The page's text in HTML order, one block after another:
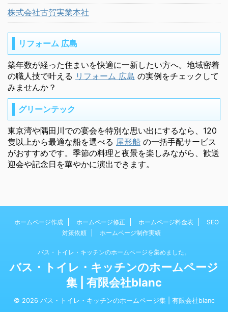
株式会社古賀実業本社
リフォーム 広島
築年数が経った住まいを快適に一新したい方へ。地域密着
の職人技で叶える リフォーム 広島 の実例をチェックして
みませんか？
グリーンテック
東京湾や隅田川での宴会を特別な思い出にするなら、120
隻以上から最適な船を選べる 屋形船 の一括手配サービス
がおすすめです。季節の料理と夜景を楽しみながら、歓送
迎会や記念日を華やかに演出できます。
ホームページ作成 ホームページ修正 ホームページ料金表
SEO
対策依頼
ホームページ制作実績
バス・トイレ・キッチンのホームページを集めました。
バス・トイレ・キッチンのホームページ
集 | 有限会社blanc
© 2026 バス・トイレ・キッチンのホームページ集 | 有限会社blanc